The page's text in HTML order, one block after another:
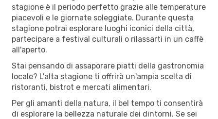
stagione è il periodo perfetto grazie alle temperature
piacevoli e le giornate soleggiate. Durante questa
stagione potrai esplorare luoghi iconici della città,
partecipare a festival culturali o rilassarti in un caffè
all'aperto.
Stai pensando di assaporare piatti della gastronomia
locale? L'alta stagione ti offrirà un'ampia scelta di
ristoranti, bistrot e mercati alimentari.
Per gli amanti della natura, il bel tempo ti consentirà
di esplorare la bellezza naturale dei dintorni. Se sei